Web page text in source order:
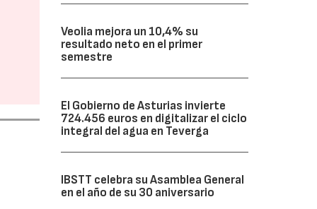
Veolia mejora un 10,4% su
resultado neto en el primer
semestre
El Gobierno de Asturias invierte
724.456 euros en digitalizar el ciclo
integral del agua en Teverga
IBSTT celebra su Asamblea General
en el año de su 30 aniversario